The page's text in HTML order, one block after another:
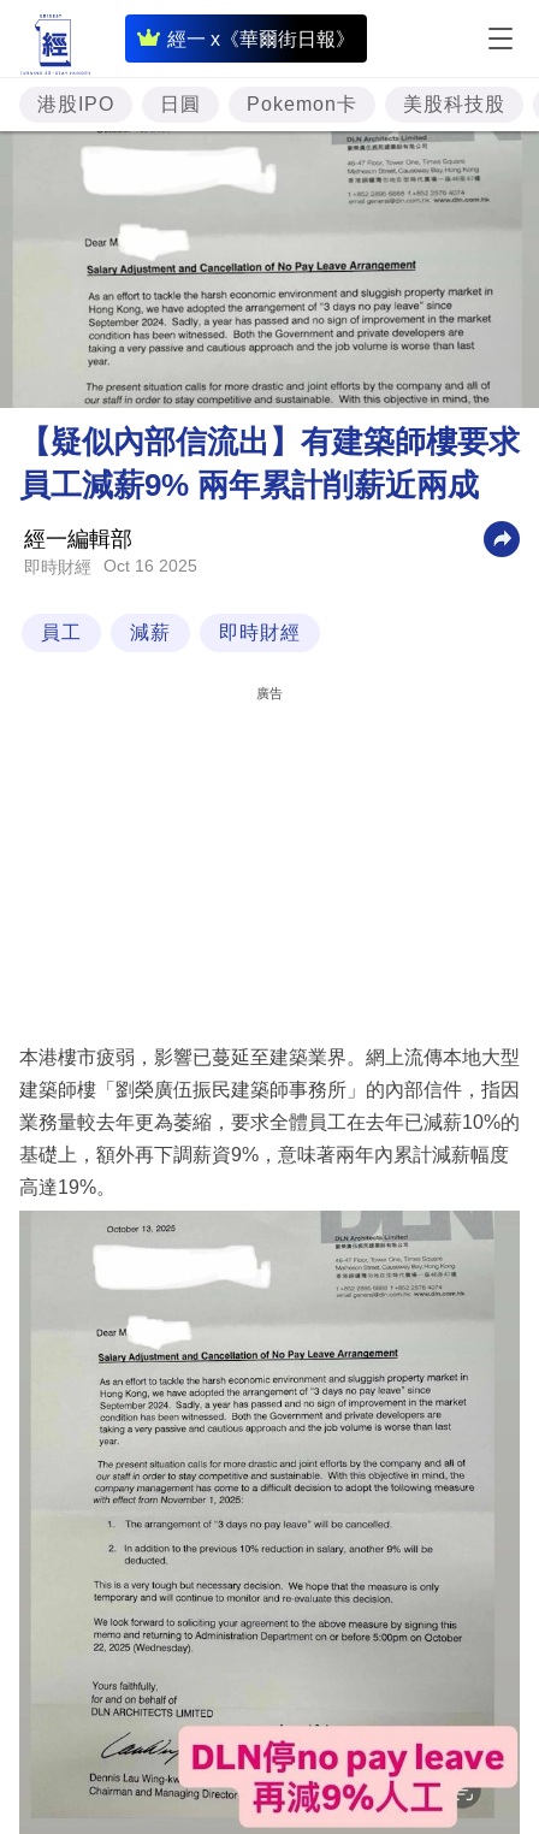
經一 x《華爾街日報》
即
時
財
經
投
樓
理
財
商
科
區
港股IPO 日圓 Pokemon卡 美股科技股
【疑似內部信流出】有建築師樓要求
員工減薪9% 兩年累計削薪近兩成
經一編輯部
即時財經 Oct 16 2025
員工 減薪 即時財經
廣告
本港樓市疲弱，影響已蔓延至建築業界。網上流傳本地大型
建築師樓「劉榮廣伍振民建築師事務所」的內部信件，指因
業務量較去年更為萎縮，要求全體員工在去年已減薪10%的
基礎上，額外再下調薪資9%，意味著兩年內累計減薪幅度
高達19%。